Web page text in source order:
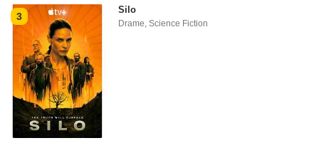
3
Silo
Drame,Science Fiction